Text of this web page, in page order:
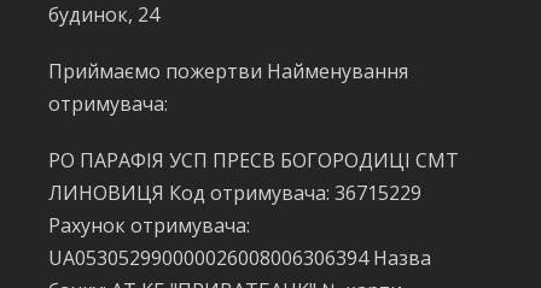
будинок, 24
Приймаємо пожертви Найменування
отримувача:
РО ПАРАФІЯ УСП ПРЕСВ БОГОРОДИЦІ СМТ
ЛИНОВИЦЯ Код отримувача: 36715229
Рахунок отримувача:
UA053052990000026008006306394 Назва